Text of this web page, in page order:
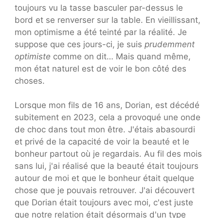
toujours vu la tasse basculer par-dessus le
bord et se renverser sur la table. En vieillissant,
mon optimisme a été teinté par la réalité. Je
suppose que ces jours-ci, je suis prudemment
optimiste comme on dit… Mais quand même,
mon état naturel est de voir le bon côté des
choses.
Lorsque mon fils de 16 ans, Dorian, est décédé
subitement en 2023, cela a provoqué une onde
de choc dans tout mon être. J'étais abasourdi
et privé de la capacité de voir la beauté et le
bonheur partout où je regardais. Au fil des mois
sans lui, j'ai réalisé que la beauté était toujours
autour de moi et que le bonheur était quelque
chose que je pouvais retrouver. J'ai découvert
que Dorian était toujours avec moi, c'est juste
que notre relation était désormais d'un type